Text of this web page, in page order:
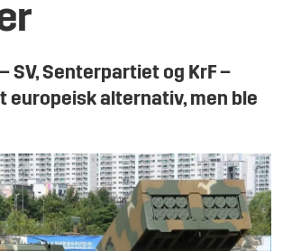
SV, Senterpartiet og KrF –
europeisk alternativ, men ble